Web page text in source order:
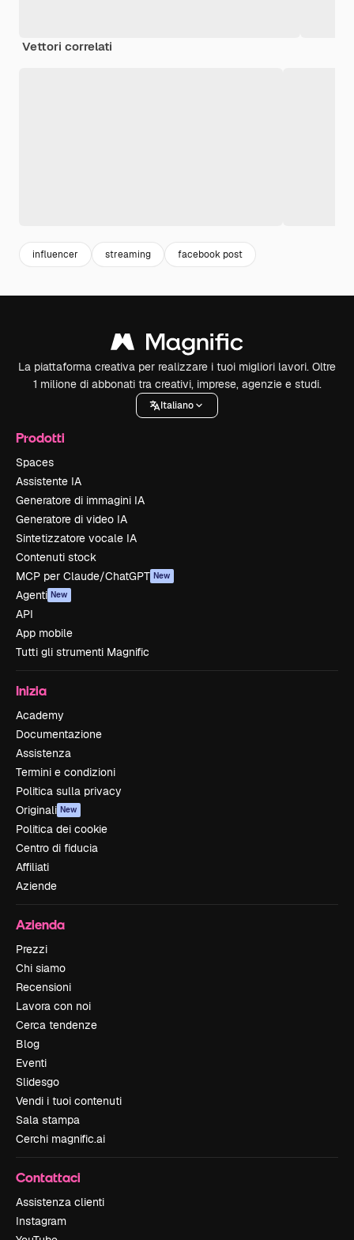
Vettori correlati
influencer streaming facebook post
La piattaforma creativa per realizzare i tuoi migliori lavori. Oltre
1 milione di abbonati tra creativi, imprese, agenzie e studi.
Italiano
Prodotti
Spaces
Assistente IA
Generatore di immagini IA
Generatore di video IA
Sintetizzatore vocale IA
Contenuti stock
MCP per Claude/ChatGPT New
Agenti New
API
App mobile
Tutti gli strumenti Magnific
Inizia
Academy
Documentazione
Assistenza
Termini e condizioni
Politica sulla privacy
Originali New
Politica dei cookie
Centro di fiducia
Affiliati
Aziende
Azienda
Prezzi
Chi siamo
Recensioni
Lavora con noi
Cerca tendenze
Blog
Eventi
Slidesgo
Vendi i tuoi contenuti
Sala stampa
Cerchi magnific.ai
Contattaci
Assistenza clienti
Instagram